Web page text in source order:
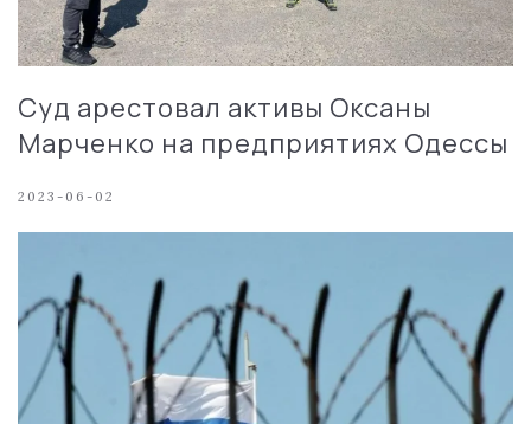
Суд арестовал активы Оксаны
Марченко на предприятиях Одессы
2023-06-02